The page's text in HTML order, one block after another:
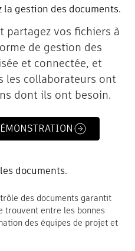
gestion des documents.
partagez vos fichiers à
de gestion des
et connectée, et
les collaborateurs ont
dont ils ont besoin.
documents.
des documents garantit
trouvent entre les bonnes
des équipes de projet et